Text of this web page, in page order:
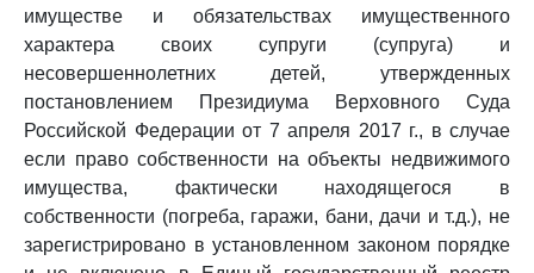
имуществе и обязательствах имущественного
характера своих супруги (супруга) и
несовершеннолетних детей, утвержденных
постановлением Президиума Верховного Суда
Российской Федерации от 7 апреля 2017 г., в случае
если право собственности на объекты недвижимого
имущества, фактически находящегося в
собственности (погреба, гаражи, бани, дачи и т.д.), не
зарегистрировано в установленном законом порядке